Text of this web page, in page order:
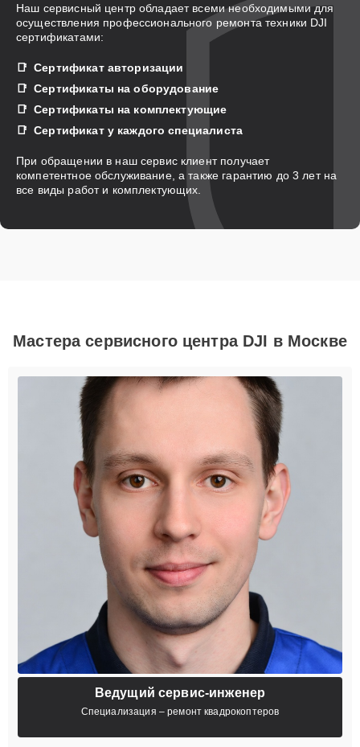
Наш сервисный центр обладает всеми необходимыми для
осуществления профессионального ремонта техники DJI
сертификатами:
Сертификат авторизации
Сертификаты на оборудование
Сертификаты на комплектующие
Сертификат у каждого специалиста
При обращении в наш сервис клиент получает
компетентное обслуживание, а также гарантию до 3 лет на
все виды работ и комплектующих.
Мастера сервисного центра DJI в Москве
Ведущий сервис-инженер
Специализация – ремонт квадрокоптеров